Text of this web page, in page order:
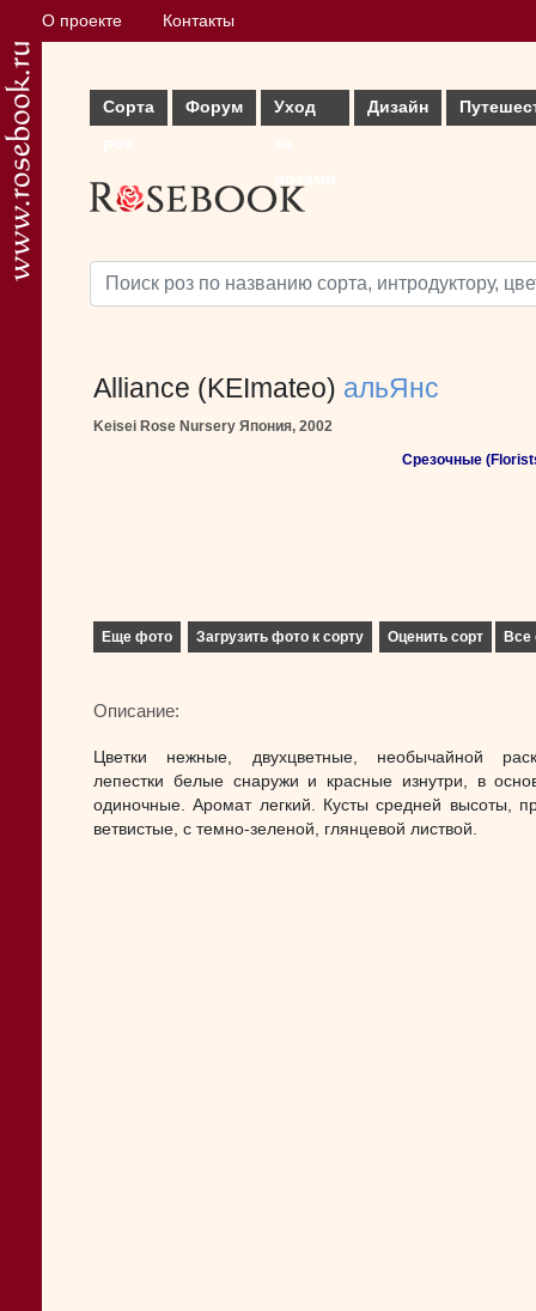
О проекте Контакты
Сорта
Форум
Уход
Дизайн
Alliance (KEImateo) альЯнс
Keisei Rose Nursery Япония, 2002
Срезочные
Еще фото Загрузить фото к сорту Оценить сорт Все
Описание:
Цветки нежные, двухцветные, необычайной
лепестки белые снаружи и красные изнутри, в
одиночные. Аромат легкий. Кусты средней высоты,
ветвистые, с темно-зеленой, глянцевой листвой.